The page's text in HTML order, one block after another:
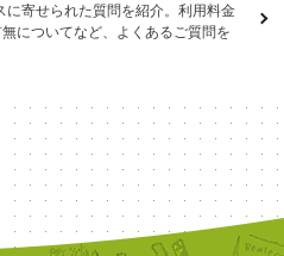
に寄せられた質問を紹介。利用料金
についてなど、よくあるご質問を